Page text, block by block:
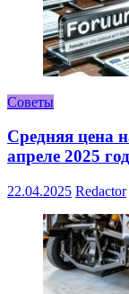
Советы
Средняя цена
апреле 2025
22.04.2025 Redactor